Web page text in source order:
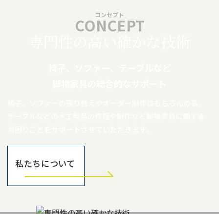
コンセプト
CONCEPT
私たちについて